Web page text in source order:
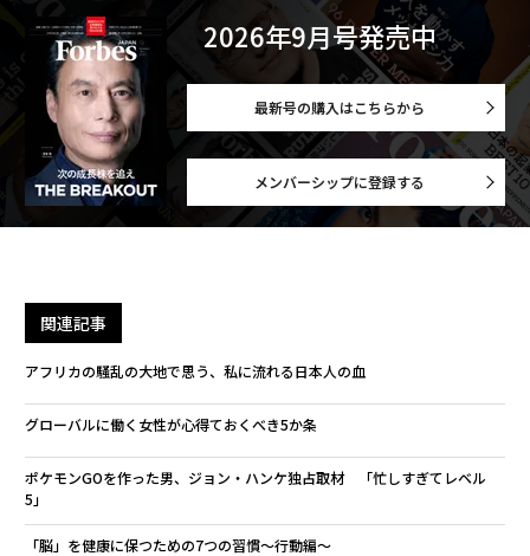
2026年9月号発売中
最新号の購入はこちらから
メンバーシップに登録する
関連記事
アフリカの騒乱の大地で思う、私に流れる日本人の血
グローバルに働く女性が心得ておくべき5か条
ポケモンGOを作った男、ジョン・ハンケ独占取材 「忙しすぎてレベル
5」
「脳」を健康に保つための7つの習慣〜行動編〜